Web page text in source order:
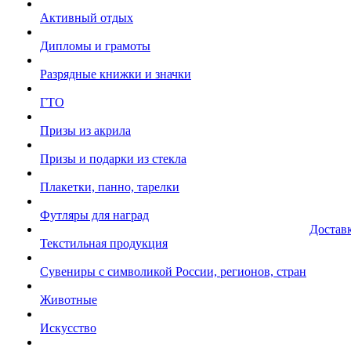
Активный отдых
Дипломы и грамоты
Разрядные книжки и значки
ГТО
Призы из акрила
Призы и подарки из стекла
Плакетки, панно, тарелки
Футляры для наград
Текстильная продукция
Сувениры с символикой России, регионов, стран
Животные
Искусство